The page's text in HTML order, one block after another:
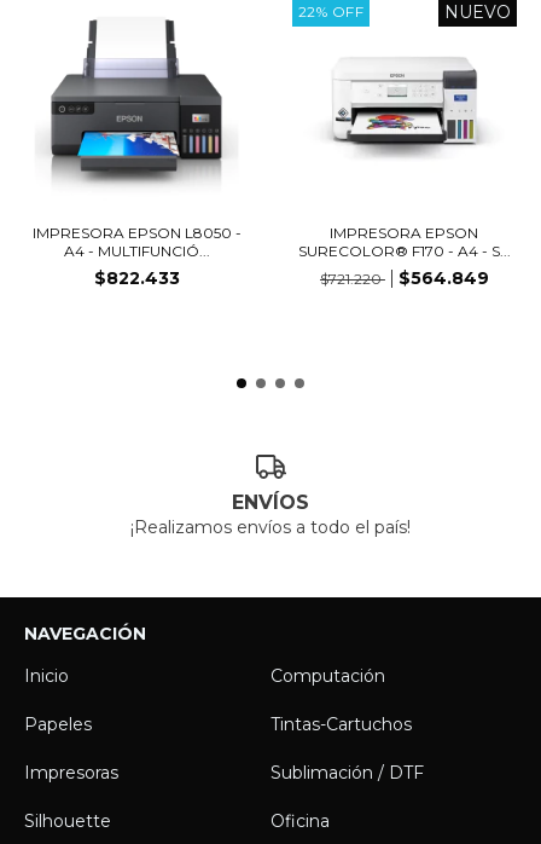
IMPRESORA EPSON L8050 -
A4 - MULTIFUNCIÓ...
$822.433
22% OFF NUEVO
IMPRESORA EPSON
SURECOLOR® F170 - A4 - S...
$721.220
$564.849
ENVÍOS
¡Realizamos envíos a todo el país!
NAVEGACIÓN
Inicio
Computación
Papeles Tintas-Cartuchos
Impresoras Sublimación / DTF
Silhouette Oficina